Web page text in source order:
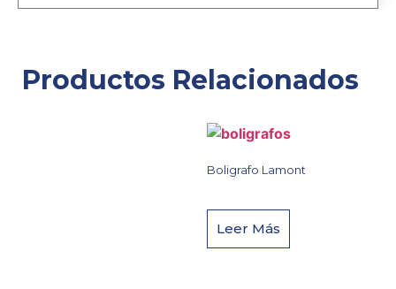
Productos Relacionados
Boligrafo Lamont
Leer Más